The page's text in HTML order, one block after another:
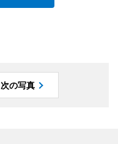
次の写真